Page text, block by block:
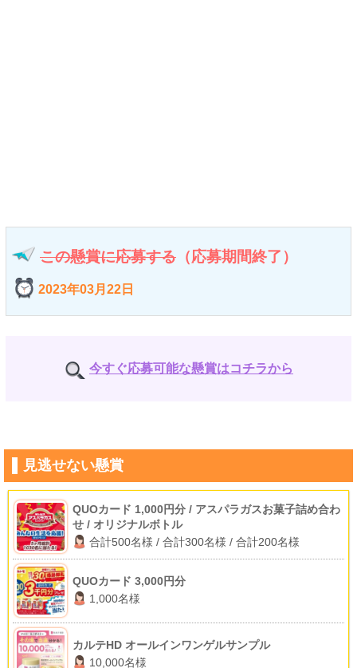
この懸賞に応募する （応募期間終了）
2023年03月22日
今すぐ応募可能な懸賞はコチラから
見逃せない懸賞
QUOカード 1,000円分 / アスパラガスお菓子詰め合わ
せ / オリジナルボトル
合計500名様 / 合計300名様 / 合計200名様
QUOカード 3,000円分
1,000名様
カルテHD オールインワンゲルサンプル
10,000名様